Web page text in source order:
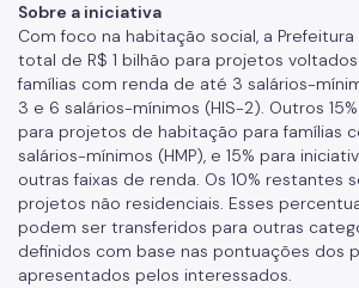
Sobre a iniciativa
Com foco na habitação social, a
total de R$ 1 bilhão para projetos
famílias com renda de até 3 salários-
3 e 6 salários-mínimos (HIS-2). Outros
para projetos de habitação para famílias
salários-mínimos (HMP), e 15% para
outras faixas de renda. Os 10% restantes
projetos não residenciais. Esses
podem ser transferidos para outras
definidos com base nas pontuações dos
apresentados pelos interessados.